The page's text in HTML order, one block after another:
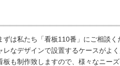
は私たち「看板110番」にご相談く
なデザインで設置するケースがよ
も制作致しますので、様々なニー